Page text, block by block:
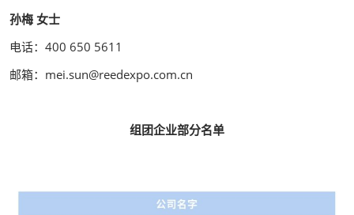
孙梅 女士
电话：400 650 5611
邮箱：mei.sun@reedexpo.com.cn
组团企业部分名单